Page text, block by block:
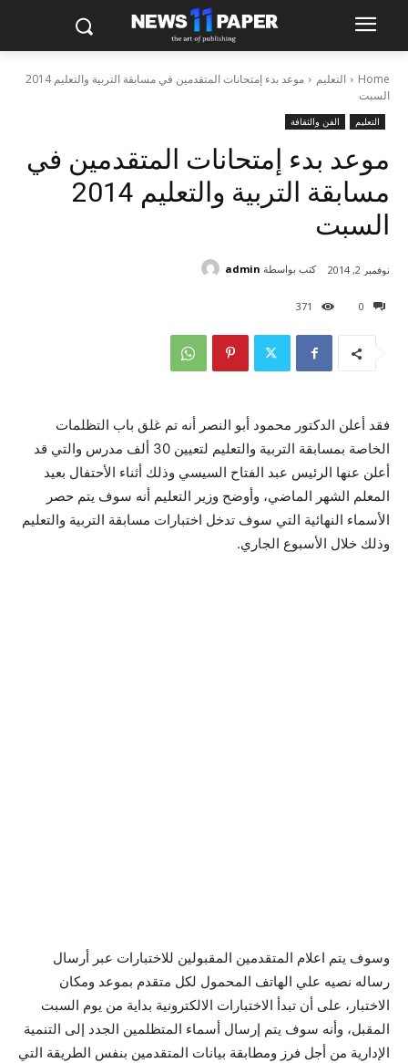
Home التعليم
موعد بدء إمتحانات المتقدمين في مسابقة التربية والتعليم 2014
السبت
التعليم الفن والثقافة
موعد بدء إمتحانات المتقدمين في
مسابقة التربية والتعليم 2014
السبت
0
371
نوفمبر 2, 2014 كتب بواسطة admin
فقد أعلن الدكتور محمود أبو النصر أنه تم غلق باب التظلمات
الخاصة بمسابقة التربية والتعليم لتعيين 30 ألف مدرس والتي قد
أعلن عنها الرئيس عبد الفتاح السيسي وذلك أثناء الأحتفال بعيد
المعلم الشهر الماضي، وأوضح وزير التعليم أنه سوف يتم حصر
الأسماء النهائية التي سوف تدخل اختبارات مسابقة التربية والتعليم
وذلك خلال الأسبوع الجاري.
وسوف يتم اعلام المتقدمين المقبولين للاختبارات عبر أرسال
رساله نصيه علي الهاتف المحمول لكل متقدم بموعد ومكان
الاختبار، على أن تبدأ الاختبارات الالكترونية بداية من يوم السبت
المقبل، وأنه سوف يتم إرسال أسماء المتظلمين الجدد إلى التنمية
الإدارية من أجل فرز ومطابقة بيانات المتقدمين بنفس الطريقة التي